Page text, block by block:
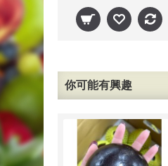
你可能有興趣